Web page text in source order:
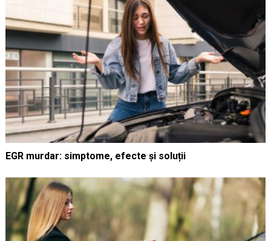
EGR murdar: simptome, efecte și soluții